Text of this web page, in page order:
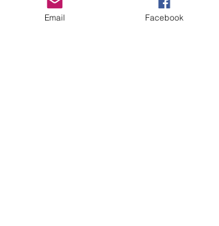
豐盛生命的重尋系列「知罪」使生
命邁向睛朗
Email Facebook